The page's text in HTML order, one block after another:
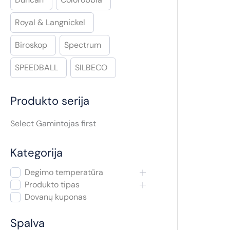
a
Royal & Langnickel
Biroskop Spectrum
SPEEDBALL SILBECO
Produkto serija
Select Gamintojas first
Kategorija
Degimo temperatūra
Produkto tipas
Dovanų kuponas
Spalva